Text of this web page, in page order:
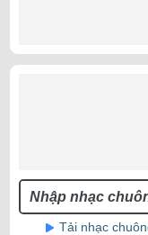
Tải nhạc